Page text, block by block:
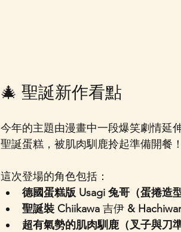
🎄 聖誕新作看點
今年的主題由漫畫中一段爆笑劇情延
聖誕蛋糕，被肌肉馴鹿拎起準備開
這次登場的角色包括：
德國蛋糕版 Usagi 兔哥（蛋捲造型
聖誕裝 Chiikawa 吉伊 &
超有氣勢的肌肉馴鹿（叉子與刀